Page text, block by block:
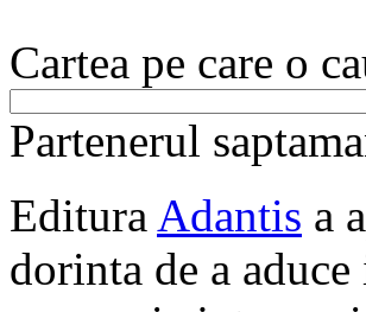
Cartea pe care o
Partenerul
Editura Adantis a
dorinta de a